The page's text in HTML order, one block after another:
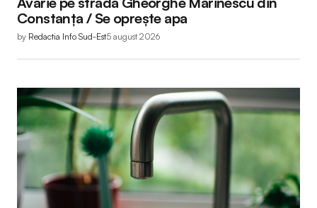
Constanța / Se oprește apa
by Redactia Info Sud-Est5 august 2026